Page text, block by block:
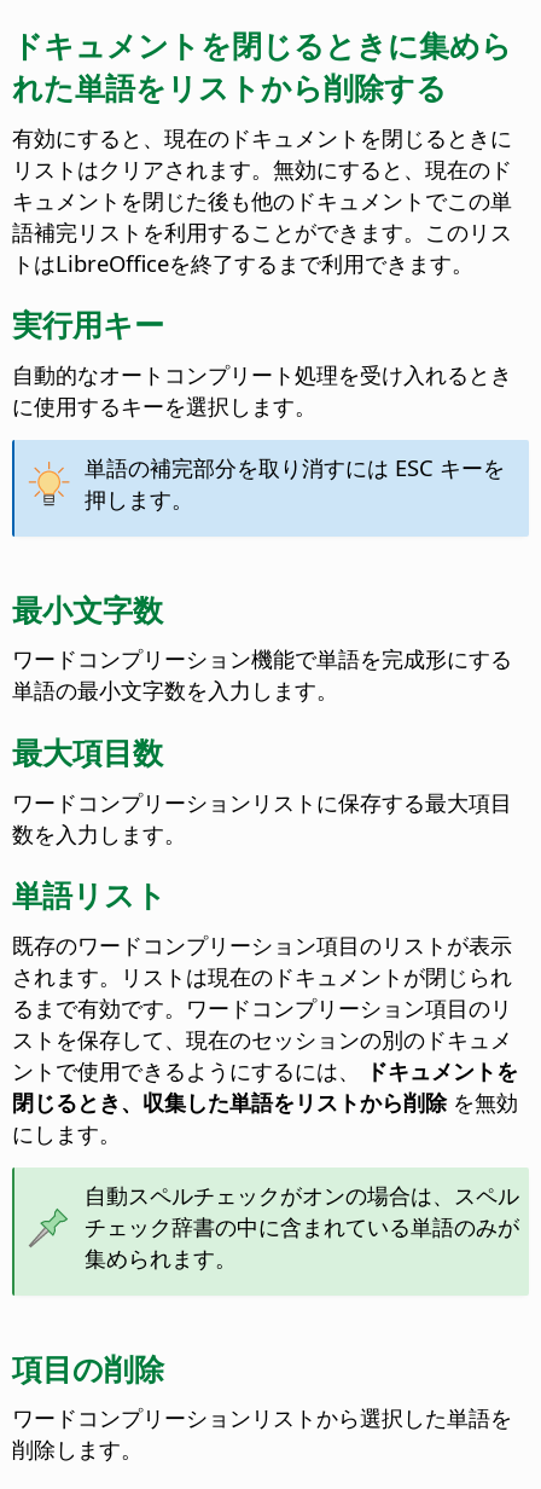
ドキュメントを閉じるときに集めら
れた単語をリストから削除する
有効にすると、現在のドキュメントを閉じるときに
リストはクリアされます。無効にすると、現在のド
キュメントを閉じた後も他のドキュメントでこの単
語補完リストを利用することができます。このリス
トはLibreOfficeを終了するまで利用できます。
実行用キー
自動的なオートコンプリート処理を受け入れるとき
に使用するキーを選択します。
単語の補完部分を取り消すには ESC キーを
押します。
最小文字数
ワードコンプリーション機能で単語を完成形にする
単語の最小文字数を入力します。
最大項目数
ワードコンプリーションリストに保存する最大項目
数を入力します。
単語リスト
既存のワードコンプリーション項目のリストが表示
されます。リストは現在のドキュメントが閉じられ
るまで有効です。ワードコンプリーション項目のリ
ストを保存して、現在のセッションの別のドキュメ
ントで使用できるようにするには、
ドキュメントを
閉じるとき、収集した単語をリストから削除を無効
にします。
自動スペルチェックがオンの場合は、スペル
チェック辞書の中に含まれている単語のみが
集められます。
項目の削除
ワードコンプリーションリストから選択した単語を
削除します。